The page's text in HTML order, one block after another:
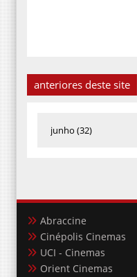
anteriores deste site
Abraccine
Cinépolis Cinemas
UCI - Cinemas
Orient Cinemas